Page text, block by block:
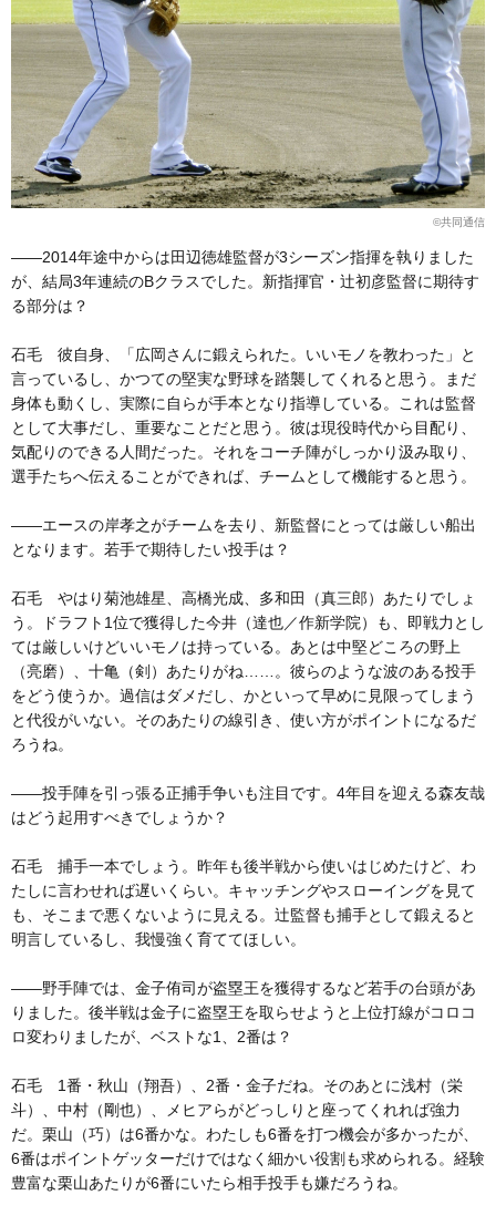
©︎共同通信
――2014年途中からは田辺徳雄監督が3シーズン指揮を執りました
が、結局3年連続のBクラスでした。新指揮官・辻初彦監督に期待す
る部分は？
石毛 彼自身、「広岡さんに鍛えられた。いいモノを教わった」と
言っているし、かつての堅実な野球を踏襲してくれると思う。まだ
身体も動くし、実際に自らが手本となり指導している。これは監督
として大事だし、重要なことだと思う。彼は現役時代から目配り、
気配りのできる人間だった。それをコーチ陣がしっかり汲み取り、
選手たちへ伝えることができれば、チームとして機能すると思う。
――エースの岸孝之がチームを去り、新監督にとっては厳しい船出
となります。若手で期待したい投手は？
石毛 やはり菊池雄星、高橋光成、多和田（真三郎）あたりでしょ
う。ドラフト1位で獲得した今井（達也／作新学院）も、即戦力とし
ては厳しいけどいいモノは持っている。あとは中堅どころの野上
（亮磨）、十亀（剣）あたりがね……。彼らのような波のある投手
をどう使うか。過信はダメだし、かといって早めに見限ってしまう
と代役がいない。そのあたりの線引き、使い方がポイントになるだ
ろうね。
――投手陣を引っ張る正捕手争いも注目です。4年目を迎える森友哉
はどう起用すべきでしょうか？
石毛 捕手一本でしょう。昨年も後半戦から使いはじめたけど、わ
たしに言わせれば遅いくらい。キャッチングやスローイングを見て
も、そこまで悪くないように見える。辻監督も捕手として鍛えると
明言しているし、我慢強く育ててほしい。
――野手陣では、金子侑司が盗塁王を獲得するなど若手の台頭があ
りました。後半戦は金子に盗塁王を取らせようと上位打線がコロコ
ロ変わりましたが、ベストな1、2番は？
石毛 1番・秋山（翔吾）、2番・金子だね。そのあとに浅村（栄
斗）、中村（剛也）、メヒアらがどっしりと座ってくれれば強力
だ。栗山（巧）は6番かな。わたしも6番を打つ機会が多かったが、
6番はポイントゲッターだけではなく細かい役割も求められる。経験
豊富な栗山あたりが6番にいたら相手投手も嫌だろうね。